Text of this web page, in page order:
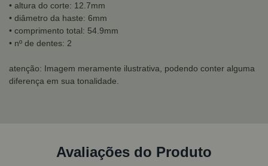
• altura do corte: 12.7mm
• diâmetro da haste: 6mm
• comprimento total: 54.9mm
• nº de dentes: 2
atenção: Imagem meramente ilustrativa, podendo conter alguma
diferença em sua tonalidade.
Avaliações do Produto